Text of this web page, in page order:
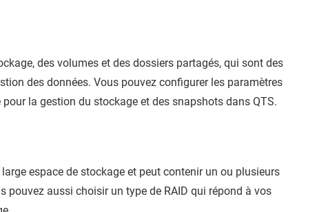
des volumes et des dossiers partagés, qui sont des
des données. Vous pouvez configurer les paramètres
la gestion du stockage et des snapshots dans QTS.
espace de stockage et peut contenir un ou plusieurs
pouvez aussi choisir un type de RAID qui répond à vos